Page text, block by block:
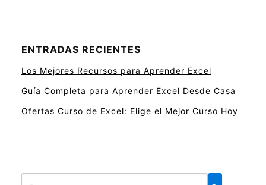
ENTRADAS RECIENTES
Los Mejores Recursos para Aprender Excel
Guía Completa para Aprender Excel Desde Casa
Ofertas Curso de Excel: Elige el Mejor Curso Hoy